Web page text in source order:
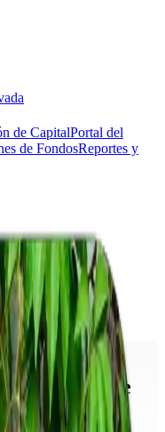
de CapitalPortal del
de FondosReportes y
la gestión de